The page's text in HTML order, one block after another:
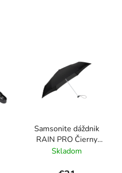
Samsonite dáždnik
RAIN PRO Čierny
skladací manuálny
Skladom